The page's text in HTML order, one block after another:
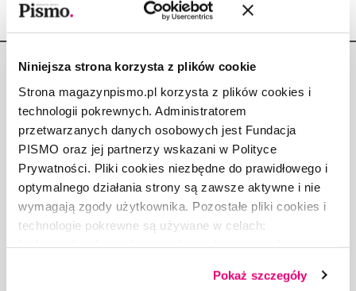
Niniejsza strona korzysta z plików cookie
Strona magazynpismo.pl korzysta z plików cookies i
technologii pokrewnych. Administratorem
przetwarzanych danych osobowych jest Fundacja
PISMO oraz jej partnerzy wskazani w Polityce
Prywatności. Pliki cookies niezbędne do prawidłowego i
optymalnego działania strony są zawsze aktywne i nie
wymagają zgody użytkownika. Pozostałe pliki cookies i
technologie pokrewne są używane w celach:
dobrowolną zgodę na pliki cookies i technologie
Pokaż szczegóły
Copyright © Fundacja Pismo
O „PIŚMIE”
ABOUT PISMO
FACT-CHECKING W „PIŚMIE”